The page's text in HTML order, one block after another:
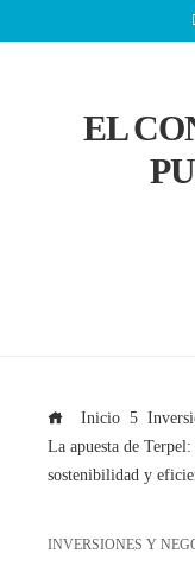
EL
Inicio
La apuesta de
sostenibilidad y
INVERSIONES Y